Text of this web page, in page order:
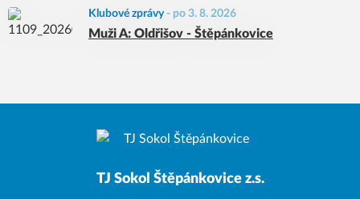
Klubové zprávy- po 3. 8. 2026
Muži A: Oldřišov - Štěpánkovice
TJ Sokol Štěpánkovice z.s.